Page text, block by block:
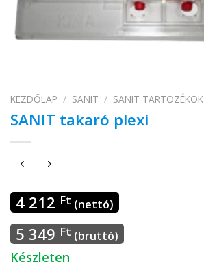
KEZDŐLAP / SANIT / SANIT TARTOZÉKOK
SANIT takaró plexi
4 212 Ft (nettó)
5 349 Ft (bruttó)
Készleten